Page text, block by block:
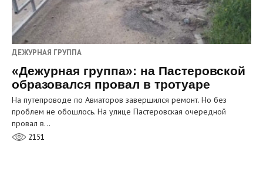
ДЕЖУРНАЯ ГРУППА
«Дежурная группа»: на Пастеровской
образовался провал в тротуаре
На путепроводе по Авиаторов завершился ремонт. Но без
проблем не обошлось. На улице Пастеровская очередной
провал в…
2151